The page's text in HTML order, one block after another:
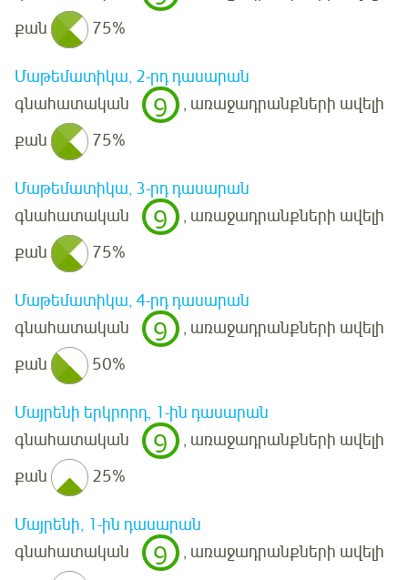
քան
75%
Մաթեմատիկա, 2-րդ դասարան
գնահատական
9
, առաջադրանքների ավելի
քան
75%
Մաթեմատիկա, 3-րդ դասարան
գնահատական
9
, առաջադրանքների ավելի
քան
75%
Մաթեմատիկա, 4-րդ դասարան
գնահատական
9
, առաջադրանքների ավելի
քան
50%
Մայրենի երկրորդ, 1-ին դասարան
գնահատական
9
, առաջադրանքների ավելի
քան
25%
Մայրենի, 1-ին դասարան
գնահատական
9
, առաջադրանքների ավելի